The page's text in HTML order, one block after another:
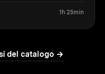
1h 25min
del catalogo →